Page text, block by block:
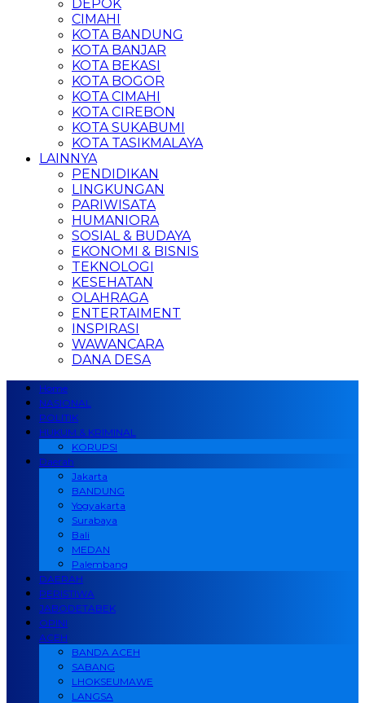
DEPOK
CIMAHI
KOTA BANDUNG
KOTA BANJAR
KOTA BEKASI
KOTA BOGOR
KOTA CIMAHI
KOTA CIREBON
KOTA SUKABUMI
KOTA TASIKMALAYA
LAINNYA
PENDIDIKAN
LINGKUNGAN
PARIWISATA
HUMANIORA
SOSIAL & BUDAYA
EKONOMI & BISNIS
TEKNOLOGI
KESEHATAN
OLAHRAGA
ENTERTAIMENT
INSPIRASI
WAWANCARA
DANA DESA
Home
NASIONAL
POLITIK
HUKUM & KRIMINAL
KORUPSI
Daerah
Jakarta
BANDUNG
Yogyakarta
Surabaya
Bali
MEDAN
Palembang
DAERAH
PERISTIWA
JABODETABEK
OPINI
ACEH
BANDA ACEH
SABANG
LHOKSEUMAWE
LANGSA